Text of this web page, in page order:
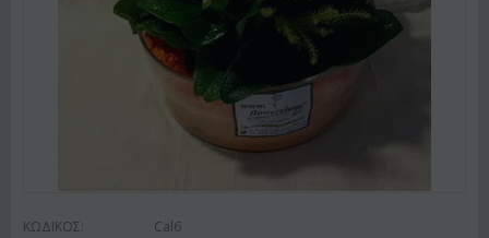
ΚΩΔΙΚΟΣ: Cal6